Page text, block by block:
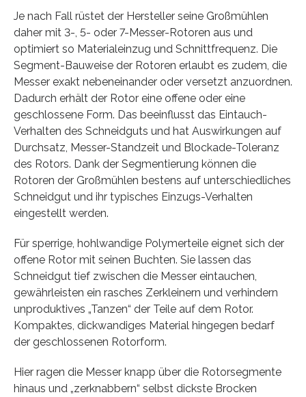
Je nach Fall rüstet der Hersteller seine Großmühlen
daher mit 3-, 5- oder 7-Messer-Rotoren aus und
optimiert so Materialeinzug und Schnittfrequenz. Die
Segment-Bauweise der Rotoren erlaubt es zudem, die
Messer exakt nebeneinander oder versetzt anzuordnen.
Dadurch erhält der Rotor eine offene oder eine
geschlossene Form. Das beeinflusst das Eintauch-
Verhalten des Schneidguts und hat Auswirkungen auf
Durchsatz, Messer-Standzeit und Blockade-Toleranz
des Rotors. Dank der Segmentierung können die
Rotoren der Großmühlen bestens auf unterschiedliches
Schneidgut und ihr typisches Einzugs-Verhalten
eingestellt werden.
Für sperrige, hohlwandige Polymerteile eignet sich der
offene Rotor mit seinen Buchten. Sie lassen das
Schneidgut tief zwischen die Messer eintauchen,
gewährleisten ein rasches Zerkleinern und verhindern
unproduktives „Tanzen“ der Teile auf dem Rotor.
Kompaktes, dickwandiges Material hingegen bedarf
der geschlossenen Rotorform.
Hier ragen die Messer knapp über die Rotorsegmente
hinaus und „zerknabbern“ selbst dickste Brocken